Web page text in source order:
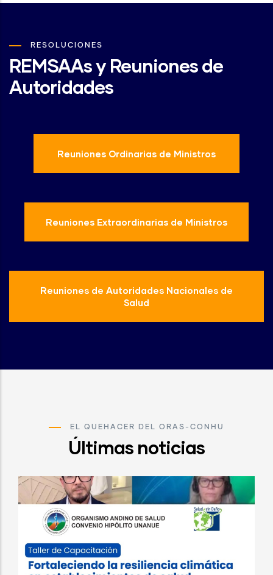
RESOLUCIONES
REMSAAs y Reuniones de
Autoridades
Reuniones Ordinarias de Ministros
Reuniones Extraordinarias de Ministros
Reuniones de Autoridades Nacionales de
Salud
EL QUEHACER DEL ORAS-CONHU
Últimas noticias